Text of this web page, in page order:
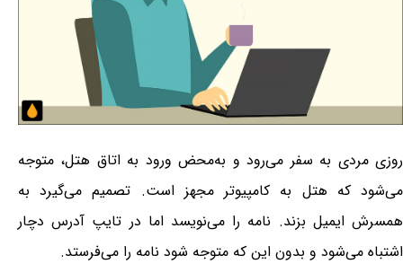
روزی مردی به سفر می‌رود و به‌محض ورود به اتاق هتل، متوجه
می‌شود که هتل به کامپیوتر مجهز است. تصمیم می‌گیرد به
همسرش ایمیل بزند. نامه را می‌نویسد اما در تایپ آدرس دچار
اشتباه می‌شود و بدون این که متوجه شود نامه را می‌فرستد.